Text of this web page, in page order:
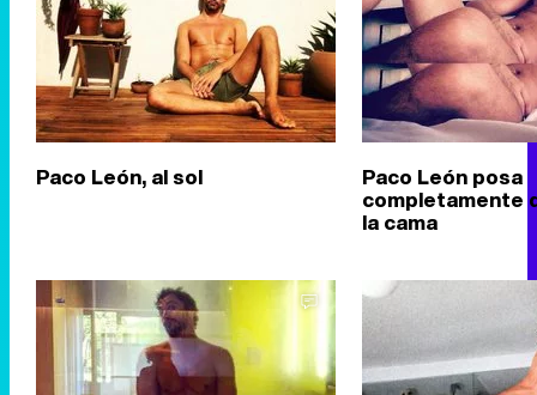
Paco León, al sol Paco León posa
completamente
la cama